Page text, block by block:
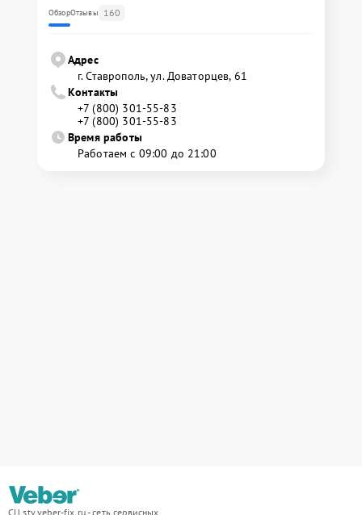
ОбзорОтзывы 160
Адрес
г. Ставрополь, ул. Доваторцев, 61
Контакты
+7 (800) 301-55-83
+7 (800) 301-55-83
Время работы
Работаем с 09:00 до 21:00
СЦ stv.veber-fix.ru - сеть сервисных